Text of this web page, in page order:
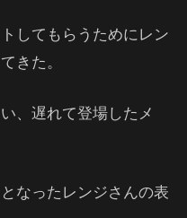
してもらうためにレン
きた。
、遅れて登場したメ
なったレンジさんの表